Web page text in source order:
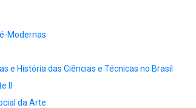
Modernas
e História das Ciências e Técnicas no Brasil
II
da Arte